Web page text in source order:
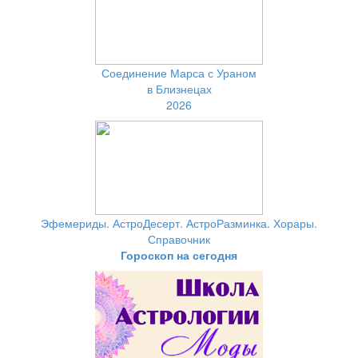
Соединение Марса с Ураном
в Близнецах
2026
Эфемериды. АстроДесерт. АстроРазминка. Хорары.
Справочник
Гороскоп на сегодня